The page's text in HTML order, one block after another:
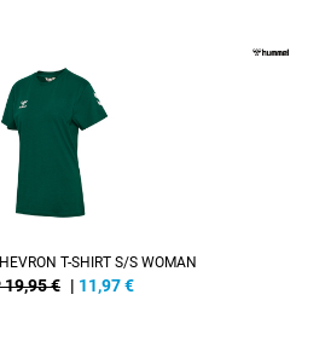
T-SHIRT S/S WOMAN
19,95 € | 11,97€